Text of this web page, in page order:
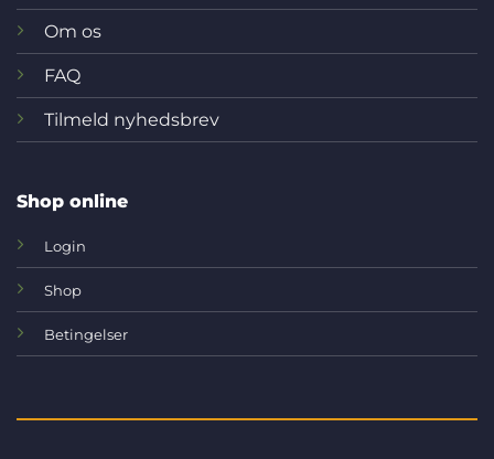
Om os
FAQ
Tilmeld nyhedsbrev
Shop online
Login
Shop
Betingelser